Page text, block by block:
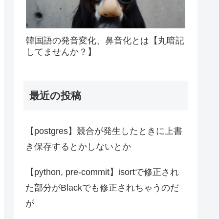
韓国語の発音変化、鼻音化とは【丸暗記
してませんか？】
最近の投稿
【postgres】競合が発生したときに上書
き保存するとかしないとか
【python, pre-commit】isortで修正され
た部分がBlackでも修正されちゃうのだ
が